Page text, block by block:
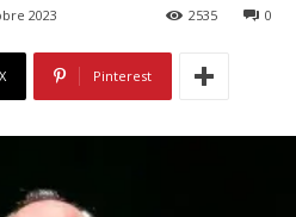
2023 0
2535
X Pinterest